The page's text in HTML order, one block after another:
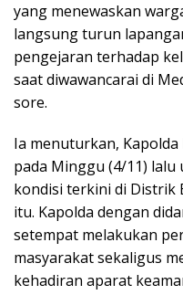
yang menewaskan
langsung turun
pengejaran terhadap
saat diwawancarai di
sore.
Ia menuturkan,
pada Minggu (4/11)
kondisi terkini di Distrik
itu. Kapolda dengan
setempat melakukan
masyarakat sekaligus
kehadiran aparat